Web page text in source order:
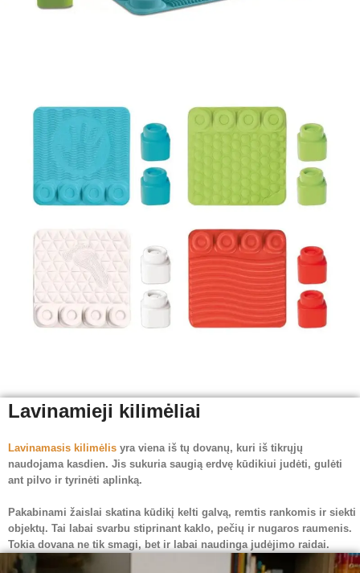
Lavinamieji kilimėliai
Lavinamasis kilimėlis yra viena iš tų dovanų, kuri iš tikrųjų
naudojama kasdien. Jis sukuria saugią erdvę kūdikiui judėti, gulėti
ant pilvo ir tyrinėti aplinką.
Pakabinami žaislai skatina kūdikį kelti galvą, remtis rankomis ir siekti
objektų. Tai labai svarbu stiprinant kaklo, pečių ir nugaros raumenis.
Tokia dovana ne tik smagi, bet ir labai naudinga judėjimo raidai.